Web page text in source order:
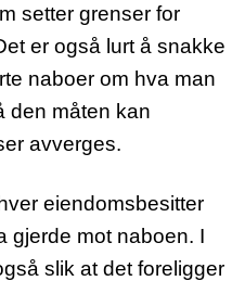
setter grenser for
er også lurt å snakke
naboer om hva man
den måten kan
avverges.
eiendomsbesitter
gjerde mot naboen. I
slik at det foreligger